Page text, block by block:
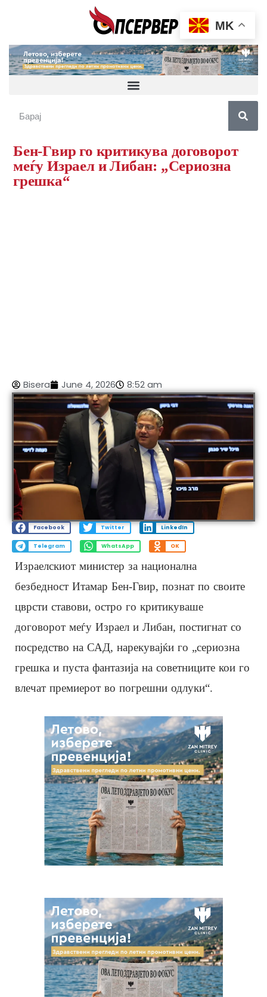
Бен-Гвир го критикува договорот
меѓу Израел и Либан: „Сериозна
грешка“
Bisera June 4, 2026 8:52 am
Facebook Twitter LinkedIn
Telegram WhatsApp OK
Израелскиот министер за национална
безбедност Итамар Бен-Гвир, познат по своите
цврсти ставови, остро го критикуваше
договорот меѓу Израел и Либан, постигнат со
посредство на САД, нарекувајќи го „сериозна
грешка и пуста фантазија на советниците кои го
влечат премиерот во погрешни одлуки“.
MK